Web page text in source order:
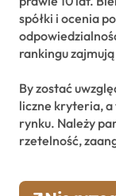
spółki i ocenia
rankingu
By zostać
liczne kryteria,
rynku. Należy
rzetelność,